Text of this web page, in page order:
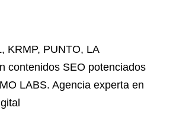
, KRMP, PUNTO, LA
contenidos SEO potenciados
LABS. Agencia experta en